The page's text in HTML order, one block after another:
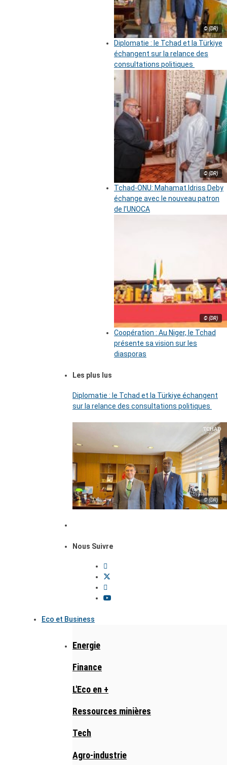
© (DR)
Diplomatie : le Tchad et la Türkiye
échangent sur la relance des
consultations politiques
© (DR)
Tchad-ONU: Mahamat Idriss Deby
échange avec le nouveau patron
de l’UNOCA
© (DR)
Coopération : Au Niger, le Tchad
présente sa vision sur les
diasporas
Les plus lus
Diplomatie : le Tchad et la Türkiye échangent
sur la relance des consultations politiques
© (DR)
Nous Suivre
Eco et Business
Energie
Finance
L'Eco en +
Ressources minières
Tech
Agro-industrie